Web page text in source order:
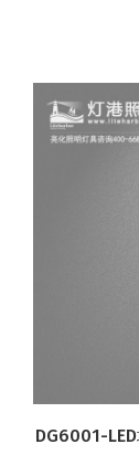
DG6001-